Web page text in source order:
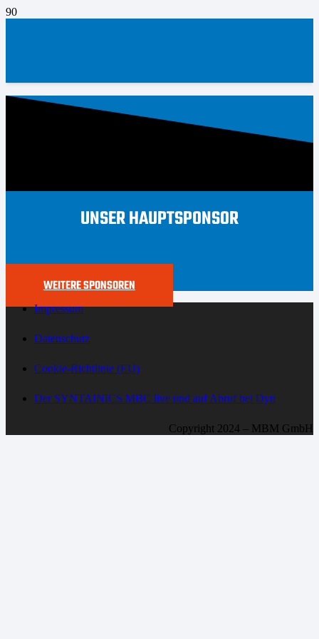
UNSER HAUPTSPONSOR
WEITERE SPONSOREN
Impressum
Datenschutz
Cookie-Richtlinie (EU)
Der SYNTAINICS MBC live und auf Abruf bei Dyn
Copyright 2024 – MBM GmbH